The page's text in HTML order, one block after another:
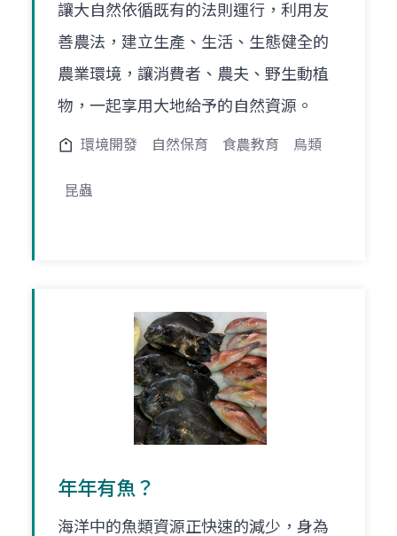
讓大自然依循既有的法則運行，利用友
善農法，建立生產、生活、生態健全的
農業環境，讓消費者、農夫、野生動植
物，一起享用大地給予的自然資源。
環境開發 自然保育 食農教育 鳥類
昆蟲
年年有魚？
海洋中的魚類資源正快速的減少，身為